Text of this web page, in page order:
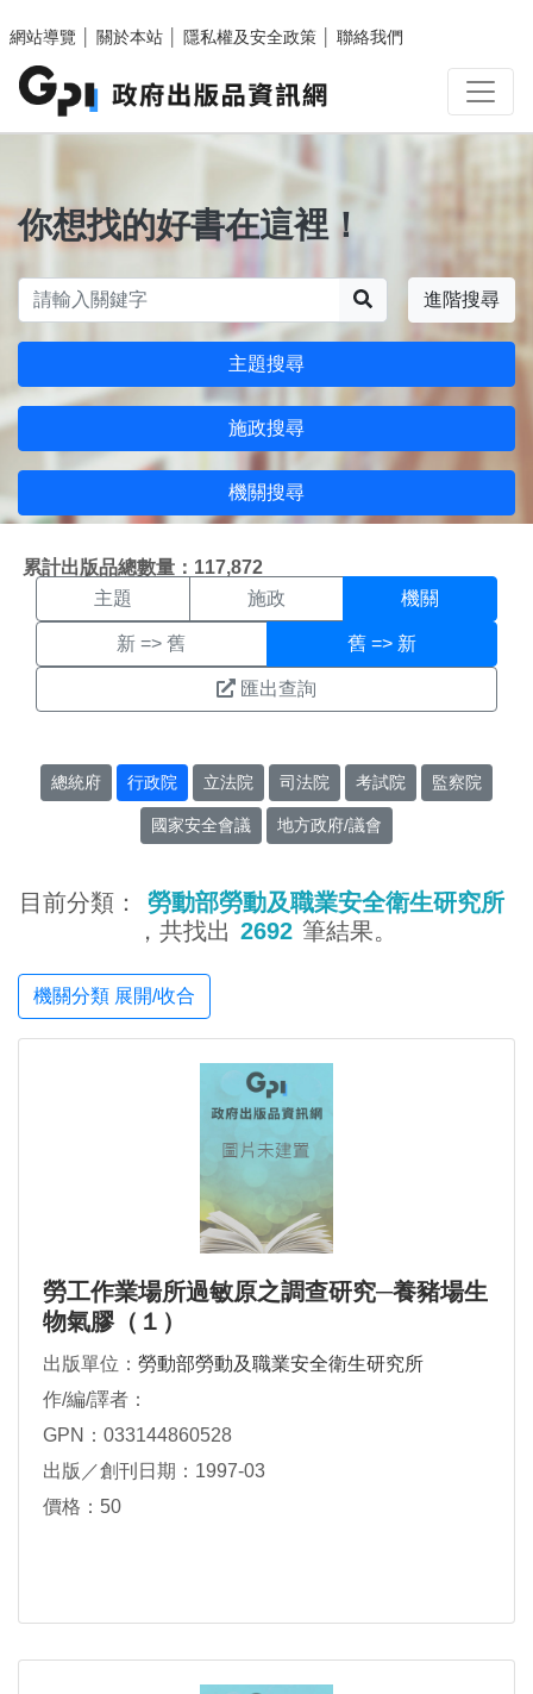
網站導覽
關於本站 隱私權及安全政策 聯絡我們
你想找的好書在這裡！
進階搜尋
主題搜尋
施政搜尋
機關搜尋
累計出版品總數量：117,872
機關搜尋結果頁面
主題 施政 機關
新 => 舊 舊 => 新
匯出查詢
總統府 行政院 立法院 司法院 考試院 監察院
國家安全會議 地方政府/議會
目前分類：
勞動部勞動及職業安全衛生研究所
，共找出 2692 筆結果。
機關分類 展開/收合
勞工作業場所過敏原之調查研究─養豬場生
物氣膠（１）
出版單位： 勞動部勞動及職業安全衛生研究所
作/編/譯者：
GPN：033144860528
出版／創刊日期：1997-03
價格：50